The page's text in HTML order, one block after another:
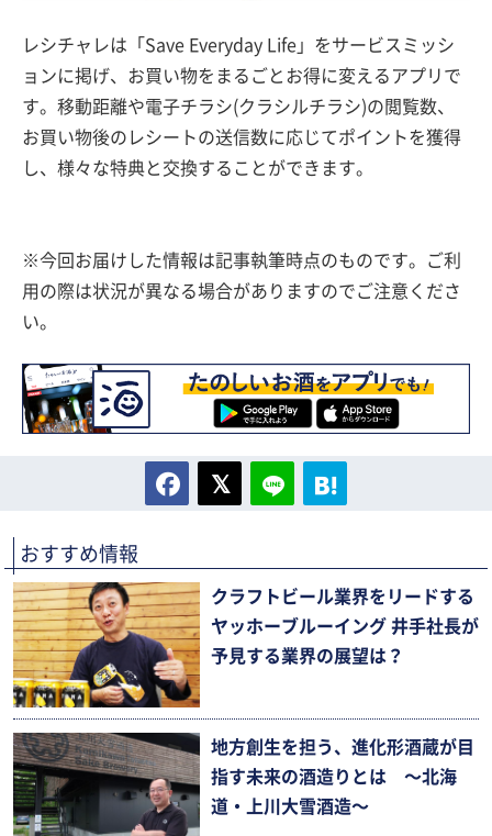
レシチャレは「Save Everyday Life」をサービスミッシ
ョンに掲げ、お買い物をまるごとお得に変えるアプリで
す。移動距離や電子チラシ(クラシルチラシ)の閲覧数、
お買い物後のレシートの送信数に応じてポイントを獲得
し、様々な特典と交換することができます。
※今回お届けした情報は記事執筆時点のものです。ご利
用の際は状況が異なる場合がありますのでご注意くださ
い。
おすすめ情報
クラフトビール業界をリードする
ヤッホーブルーイング 井手社長が
予見する業界の展望は？
地方創生を担う、進化形酒蔵が目
指す未来の酒造りとは 〜北海
道・上川大雪酒造〜